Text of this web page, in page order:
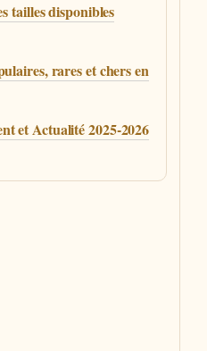
tailles disponibles
rares et chers en
et Actualité 2025-2026